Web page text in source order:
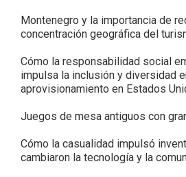
Montenegro y la importancia de
concentración geográfica del
Cómo la responsabilidad social
impulsa la inclusión y diversidad
aprovisionamiento en Estados
Juegos de mesa antiguos con
Cómo la casualidad impulsó
cambiaron la tecnología y la